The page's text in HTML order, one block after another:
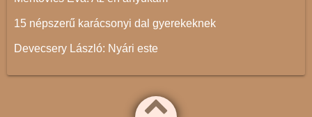
15 népszerű karácsonyi dal gyerekeknek
Devecsery László: Nyári este